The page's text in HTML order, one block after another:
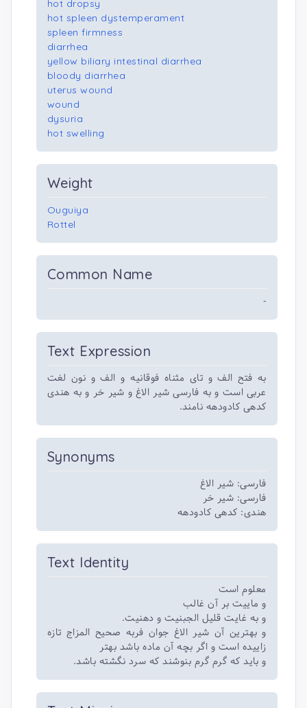
hot dropsy
hot spleen dystemperament
spleen firmness
diarrhea
yellow biliary intestinal diarrhea
bloody diarrhea
uterus wound
wound
dysuria
hot swelling
Weight
Ouguiya
Rottel
Common Name
-
Text Expression
به فتح الف و تای مثناه فوقانیه و الف و نون لغت
عربی است و به فارسی شیر الاغ و شیر خر و به هندی
کدهی کادودهه نامند.
Synonyms
فارسی: شیر الاغ
فارسی: شیر خر
هندی: کدهی کادودهه
Text Identity
معلوم است
و ماییت بر آن غالب
و به غایت قلیل الجبنیت و دهنیت.
و بهترین آن شیر الاغ جوان فربه صحیح المزاج تازه
زاییده است و اگر بچه آن ماده باشد بهتر
و باید که گرم گرم بنوشند که سرد نگشته باشد.